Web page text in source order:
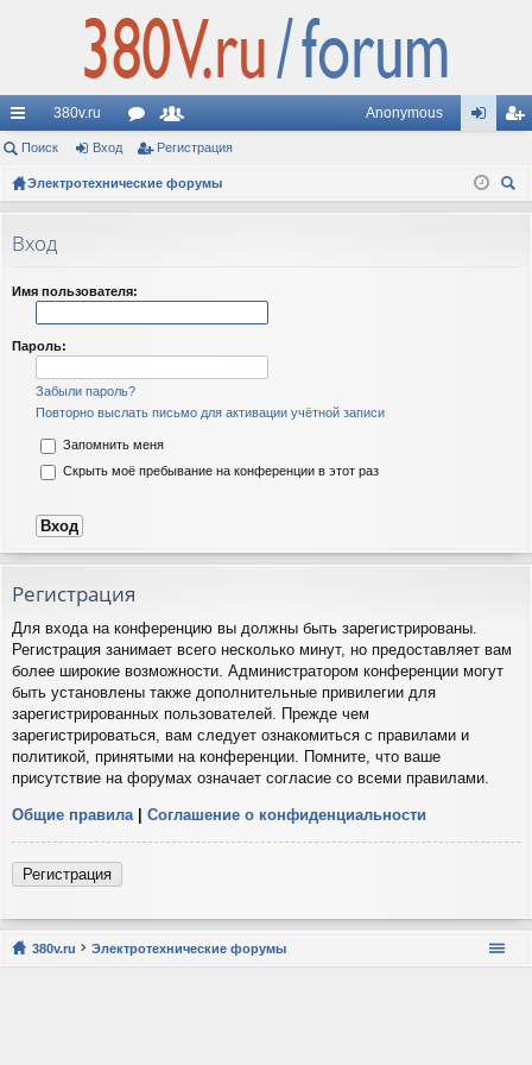
с
ы
и
380v.ru
ор
ум
ол
ьз
и
Anonymous
д ис
Поиск Вход Регистрация
Электротехнические форумы
Вход
Имя пользователя:
Пароль:
Забыли пароль?
Повторно выслать письмо для активации учётной записи
Запомнить меня
Скрыть моё пребывание на конференции в этот раз
Регистрация
Для входа на конференцию вы должны быть зарегистрированы.
Регистрация занимает всего несколько минут, но предоставляет вам
более широкие возможности. Администратором конференции могут
быть установлены также дополнительные привилегии для
зарегистрированных пользователей. Прежде чем
зарегистрироваться, вам следует ознакомиться с правилами и
политикой, принятыми на конференции. Помните, что ваше
присутствие на форумах означает согласие со всеми правилами.
Общие правила | Соглашение о конфиденциальности
Регистрация
380v.ru Электротехнические форумы